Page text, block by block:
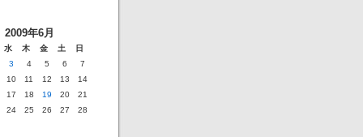
2009年6月
水 木 金 土 日
3 4 5 6
7
10 11 12 13
14
17 18 19 20
21
24 25 26 27
28